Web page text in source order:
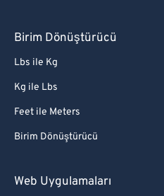
Birim Dönüştürücü
Lbs ile Kg
Kg ile Lbs
Feet ile Meters
Birim Dönüştürücü
Web Uygulamaları